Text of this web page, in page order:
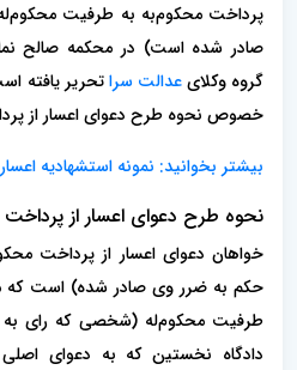
پرداخت محکوم‌به به طرفیت
صادر شده است) در محکمه صالح
گروه وکلایعدالت سراتحریر یافته
خصوص نحوه طرح دعوای اعسار از
بیشتر بخوانید: نمونه استشهاديه
نحوه طرح دعوای اعسار از
خواهان دعوای اعسار از پرداخت
حکم به ضرر وی صادر شده) است که
طرفیت محکوم‌له (شخصی که رای
دادگاه نخستین که به دعوای